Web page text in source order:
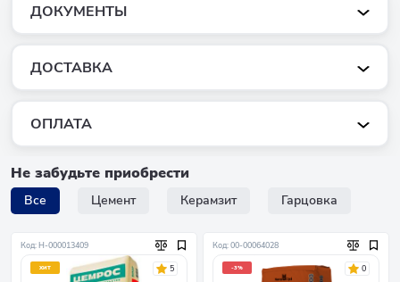
ДОКУМЕНТЫ
ДОСТАВКА
ОПЛАТА
Не забудьте приобрести
Все Цемент Керамзит Гарцовка
Код: Н-000013409
ХИТ 5
Код: 00-00064028
-3% 0